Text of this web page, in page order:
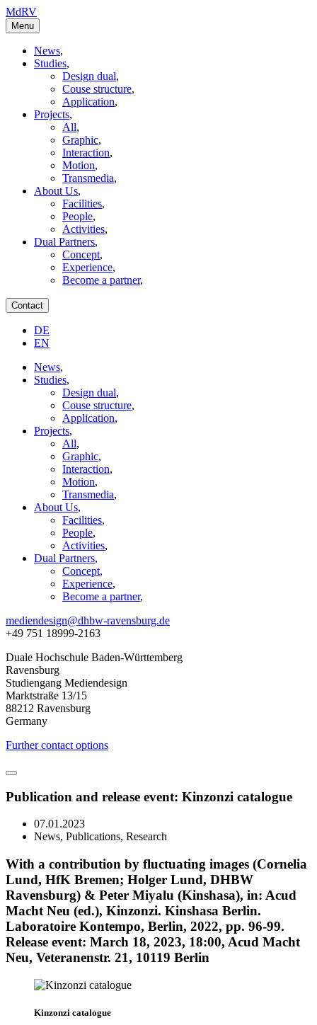
MdRV
Menu
News,
Studies,
Design dual,
Couse structure,
Application,
Projects,
All,
Graphic,
Interaction,
Motion,
Transmedia,
About Us,
Facilities,
People,
Activities,
Dual Partners,
Concept,
Experience,
Become a partner,
Contact
DE
EN
News,
Studies,
Design dual,
Couse structure,
Application,
Projects,
All,
Graphic,
Interaction,
Motion,
Transmedia,
About Us,
Facilities,
People,
Activities,
Dual Partners,
Concept,
Experience,
Become a partner,
mediendesign@dhbw-ravensburg.de
+49 751 18999-2163
Duale Hochschule Baden-Württemberg
Ravensburg
Studiengang Mediendesign
Marktstraße 13/15
88212 Ravensburg
Germany
Further contact options
Publication and release event: Kinzonzi catalogue
07.01.2023
News, Publications, Research
With a contribution by fluctuating images (Cornelia
Lund, HfK Bremen; Holger Lund, DHBW
Ravensburg) & Peter Miyalu (Kinshasa), in: Acud
Macht Neu (ed.), Kinzonzi. Kinshasa Berlin.
Laboratoire Kontempo, Berlin, 2022, pp. 96-99.
Release event: March 18, 2023, 18:00, Acud Macht
Neu, Veteranenstr. 21, 10119 Berlin
Kinzonzi catalogue